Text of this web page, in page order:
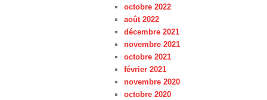
octobre 2022
août 2022
décembre 2021
novembre 2021
octobre 2021
février 2021
novembre 2020
octobre 2020